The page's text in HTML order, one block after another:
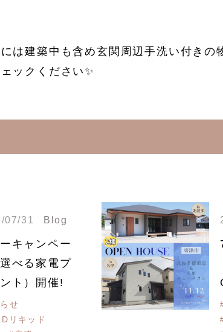
は建築中も含め玄関周辺手洗い付きの
ックください✨
07/31 Blog
キャンペー
べる家電プ
ト）開催!
せ
リキッド